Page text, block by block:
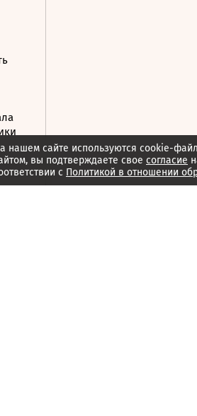
нашем сайте используются cookie-
вы подтверждаете свое согласие
с Политикой в отношении